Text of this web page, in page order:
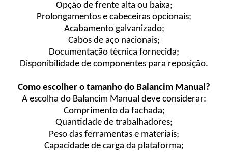
Opção de frente alta ou baixa;
Prolongamentos e cabeceiras opcionais;
Acabamento galvanizado;
Cabos de aço nacionais;
Documentação técnica fornecida;
Disponibilidade de componentes para reposição.
Como escolher o tamanho do Balancim Manual?
A escolha do Balancim Manual deve considerar:
Comprimento da fachada;
Quantidade de trabalhadores;
Peso das ferramentas e materiais;
Capacidade de carga da plataforma;